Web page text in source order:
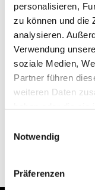
personalisieren,
zu können und die
analysieren.
Verwendung
soziale Medien,
Partner führen
weiteren Daten
Notwendig
Präferenzen